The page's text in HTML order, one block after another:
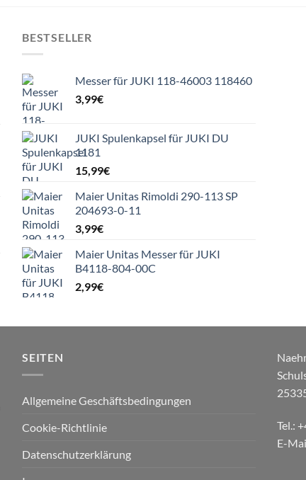
BESTSELLER
Messer für JUKI 118-46003 118460
3,99€
JUKI Spulenkapsel für JUKI DU
1181
15,99€
Maier Unitas Rimoldi 290-113 SP
204693-0-11
3,99€
Maier Unitas Messer für JUKI
B4118-804-00C
2,99€
SEITEN
Allgemeine Geschäftsbedingungen
Cookie-Richtlinie
Datenschutzerklärung
Tel.:
E-